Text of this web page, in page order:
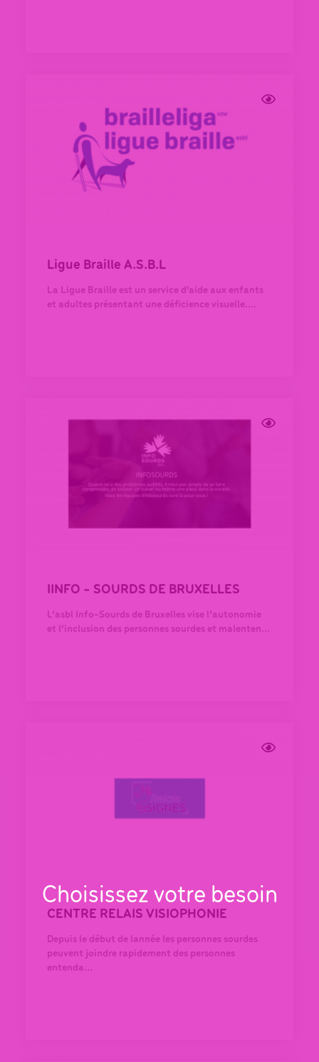
Ligue Braille A.S.B.L
La Ligue Braille est un service d'aide aux enfants
et adultes présentant une déficience visuelle....
IINFO - SOURDS DE BRUXELLES
L’asbl Info-Sourds de Bruxelles vise l’autonomie
et l’inclusion des personnes sourdes et malenten...
CENTRE RELAIS VISIOPHONIE
Depuis le début de lannée les personnes sourdes
peuvent joindre rapidement des personnes
entenda...
Choisissez votre besoin